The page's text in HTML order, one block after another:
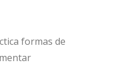
formas de